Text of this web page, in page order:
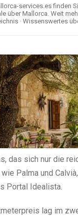
services.es finden
über Mallorca. Weit
· Wissenswertes
das sich nur die
Palma und
Portal Idealista.
lag im